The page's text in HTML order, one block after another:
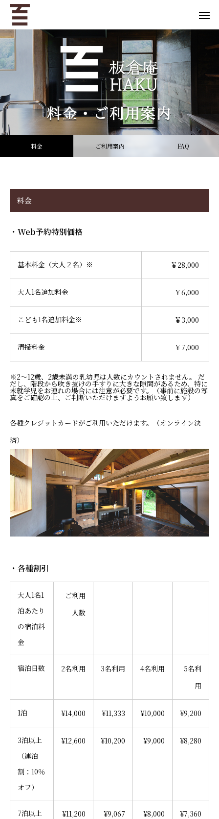
料金 ご利用案内 FAQ
料金
・Web予約特別価格
基本料金（大人２名）※ ￥28,000
大人1名追加料金 ￥6,000
こども1名追加料金※ ￥3,000
清掃料金 ￥7,000
※2〜12歳、2歳未満の乳幼児は人数にカウントされません。 だ
だし、階段から吹き抜けの手すりに大きな隙間があるため、特に
未就学児をお連れの場合には注意が必要です。（事前に施設の写
真をご確認の上、ご判断いただけますようお願い致します）
各種クレジットカードがご利用いただけます。（オンライン決
済）
・各種割引
大人1名1
泊あたり
の宿泊料
金
ご利用
人数
宿泊日数 2名利用 3名利用 4名利用
5名利
用
1泊 ¥14,000 ¥11,333 ¥10,000 ¥9,200
3泊以上
（連泊
割：10％
オフ）
¥12,600 ¥10,200 ¥9,000 ¥8,280
7泊以上
¥11,200 ¥9,067 ¥8,000 ¥7,360